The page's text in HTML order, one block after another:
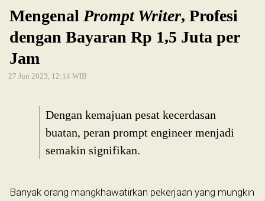
Mengenal Prompt Writer, Profesi
dengan Bayaran Rp 1,5 Juta per
Jam
27 Jun 2023, 12:14 WIB
Dengan kemajuan pesat kecerdasan
buatan, peran prompt engineer menjadi
semakin signifikan.
Banyak orang mangkhawatirkan pekerjaan yang mungkin